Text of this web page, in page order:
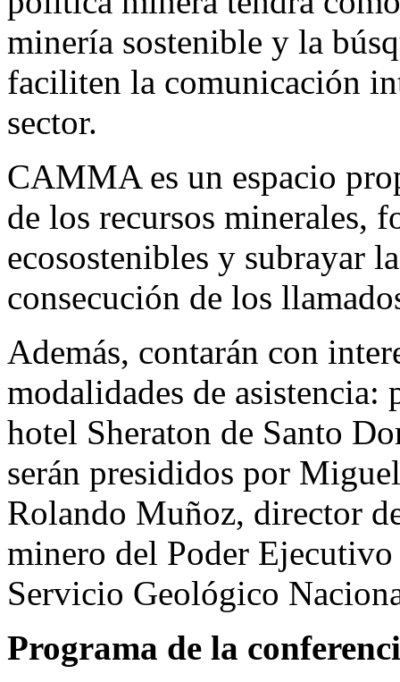
minería sostenible y la
faciliten la comunicación
sector.
CAMMA es un espacio
de los recursos minerales,
ecosostenibles y subrayar
consecución de los
Además, contarán con
modalidades de asistencia:
hotel Sheraton de Santo
serán presididos por
Rolando Muñoz, director
minero del Poder
Servicio Geológico
Programa de la